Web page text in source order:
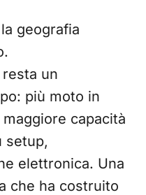
geografia
resta un
più moto in
capacità
setup,
elettronica. Una
che ha costruito